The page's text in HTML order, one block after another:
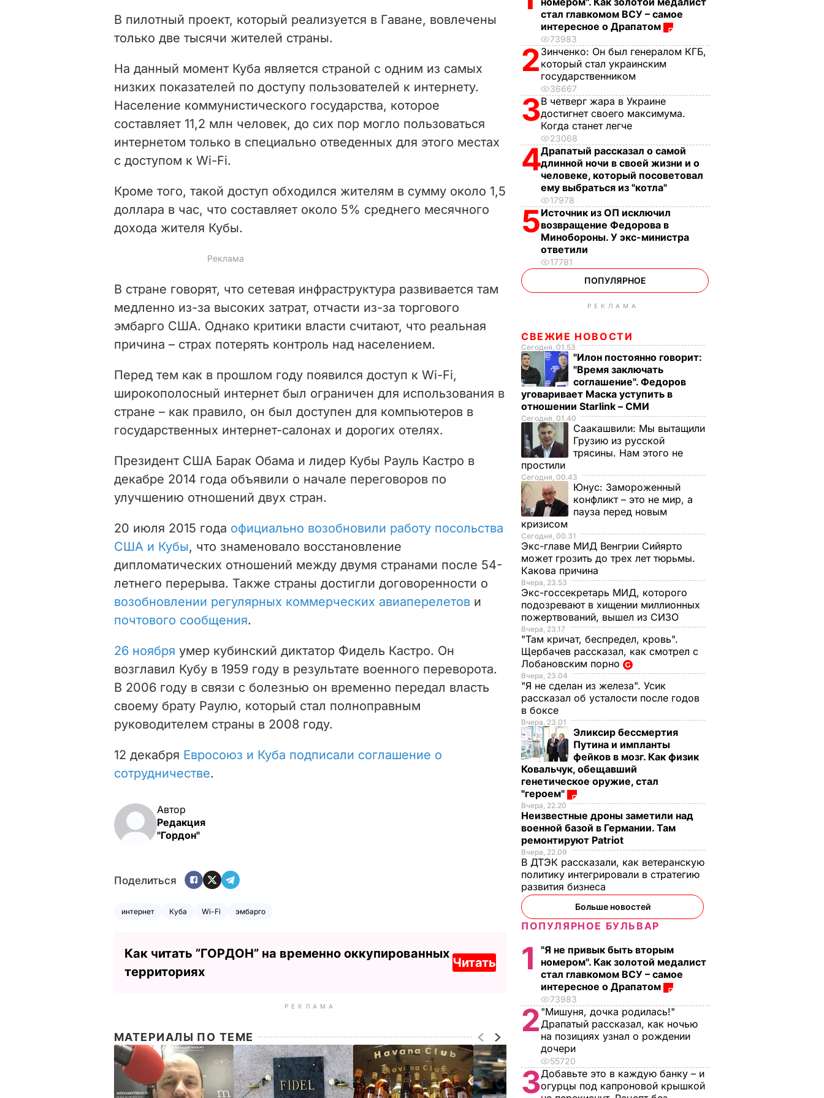
i
d
e
o
В пилотный проект, который реализуется в Гаване, вовлечены
только две тысячи жителей страны.
На данный момент Куба является страной с одним из самых
низких показателей по доступу пользователей к интернету.
Население коммунистического государства, которое
составляет 11,2 млн человек, до сих пор могло пользоваться
интернетом только в специально отведенных для этого местах
с доступом к Wi-Fi.
Кроме того, такой доступ обходился жителям в сумму около 1,5
доллара в час, что составляет около 5% среднего месячного
дохода жителя Кубы.
В стране говорят, что сетевая инфраструктура развивается там
медленно из-за высоких затрат, отчасти из-за торгового
эмбарго США. Однако критики власти считают, что реальная
причина – страх потерять контроль над населением.
Перед тем как в прошлом году появился доступ к Wi-Fi,
широкополосный интернет был ограничен для использования в
стране – как правило, он был доступен для компьютеров в
государственных интернет-салонах и дорогих отелях.
Президент США Барак Обама и лидер Кубы Рауль Кастро в
декабре 2014 года объявили о начале переговоров по
улучшению отношений двух стран.
20 июля 2015 года официально возобновили работу посольства
США и Кубы, что знаменовало восстановление
дипломатических отношений между двумя странами после 54-
летнего перерыва. Также страны достигли договоренности о
возобновлении регулярных коммерческих авиаперелетов и
почтового сообщения.
26 ноября умер кубинский диктатор Фидель Кастро. Он
возглавил Кубу в 1959 году в результате военного переворота.
В 2006 году в связи с болезнью он временно передал власть
своему брату Раулю, который стал полноправным
руководителем страны в 2008 году.
12 декабря Евросоюз и Куба подписали соглашение о
сотрудничестве.
Автор
Редакция
"Гордон"
Поделиться
интернет Куба Wi-Fi эмбарго
Как читать ”ГОРДОН” на временно оккупированных
территориях
Читать
РЕКЛАМА
МАТЕРИАЛЫ ПО ТЕМЕ
стал главкомом ВСУ – самое
интересное о Драпатом
73983
2 Зинченко: Он был генералом КГБ,
который стал украинским
государственником
36667
3В четверг жара в Украине
достигнет своего максимума.
Когда станет легче
23068
4Драпатый рассказал о самой
длинной ночи в своей жизни и о
человеке, который посоветовал
ему выбраться из "котла"
17978
5Источник из ОП исключил
возвращение Федорова в
Минобороны. У экс-министра
ответили
17781
ПОПУЛЯРНОЕ
РЕКЛАМА
СВЕЖИЕ НОВОСТИ
Сегодня, 01.53
"Илон постоянно говорит:
"Время заключать
соглашение". Федоров
уговаривает Маска уступить в
отношении Starlink – СМИ
Сегодня, 01.40
Саакашвили: Мы вытащили
Грузию из русской
трясины. Нам этого не
простили
Сегодня, 00.43
Юнус: Замороженный
конфликт – это не мир, а
пауза перед новым
кризисом
Сегодня, 00.31
Экс-главе МИД Венгрии Сийярто
может грозить до трех лет тюрьмы.
Какова причина
Вчера, 23.53
Экс-госсекретарь МИД, которого
подозревают в хищении миллионных
пожертвований, вышел из СИЗО
Вчера, 23.17
"Там кричат, беспредел, кровь".
Щербачев рассказал, как смотрел с
Лобановским порно
Вчера, 23.04
"Я не сделан из железа". Усик
рассказал об усталости после годов
в боксе
Вчера, 23.01
Эликсир бессмертия
Путина и импланты
фейков в мозг. Как физик
Ковальчук, обещавший
генетическое оружие, стал
"героем"
Вчера, 22.20
Неизвестные дроны заметили над
военной базой в Германии. Там
ремонтируют Patriot
Вчера, 22.09
В ДТЭК рассказали, как ветеранскую
политику интегрировали в стратегию
развития бизнеса
Больше новостей
ПОПУЛЯРНОЕ БУЛЬВАР
1
"Я не привык быть вторым
номером". Как золотой медалист
стал главкомом ВСУ – самое
интересное о Драпатом
73983
2 "Мишуня, дочка родилась!"
Драпатый рассказал, как ночью
на позициях узнал о рождении
дочери
55720
3Добавьте это в каждую банку – и
огурцы под капроновой крышкой